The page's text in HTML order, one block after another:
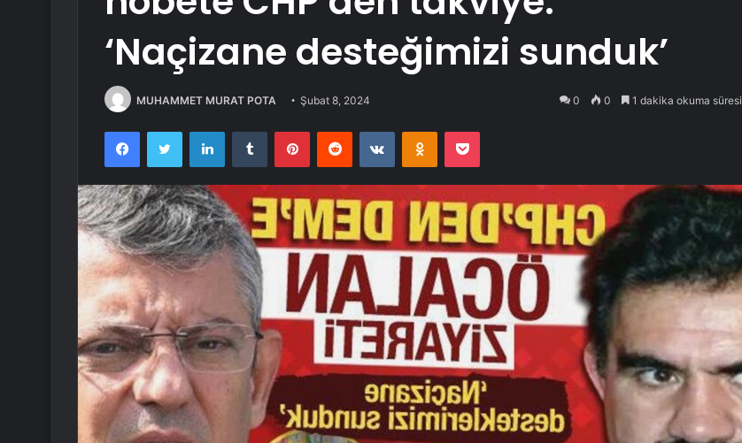
‘Naçizane desteğimizi sunduk’
MUHAMMET MURAT POTA Şubat 8, 2024 0 0 1 dakika okuma süresi
FacebookTwitter LinkedInTumblr PinterestReddit VKontakteOdnoklassniki
Pocket